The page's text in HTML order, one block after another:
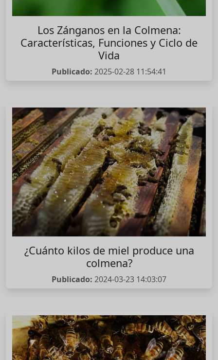
Los Zánganos en la Colmena:
Características, Funciones y Ciclo de
Vida
Publicado: 2025-02-28 11:54:41
¿Cuánto kilos de miel produce una
colmena?
Publicado: 2024-03-23 14:03:07